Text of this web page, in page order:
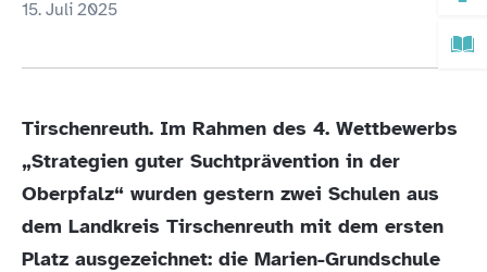
15. Juli 2025
Tirschenreuth. Im Rahmen des 4. Wettbewerbs
„Strategien guter Suchtprävention in der
Oberpfalz“ wurden gestern zwei Schulen aus
dem Landkreis Tirschenreuth mit dem ersten
Platz ausgezeichnet: die Marien-Grundschule